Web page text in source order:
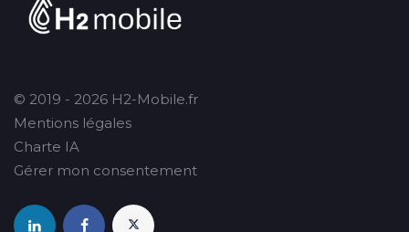
© 2019 - 2026 H2-Mobile.fr
Mentions légales
Charte IA
Gérer mon consentement